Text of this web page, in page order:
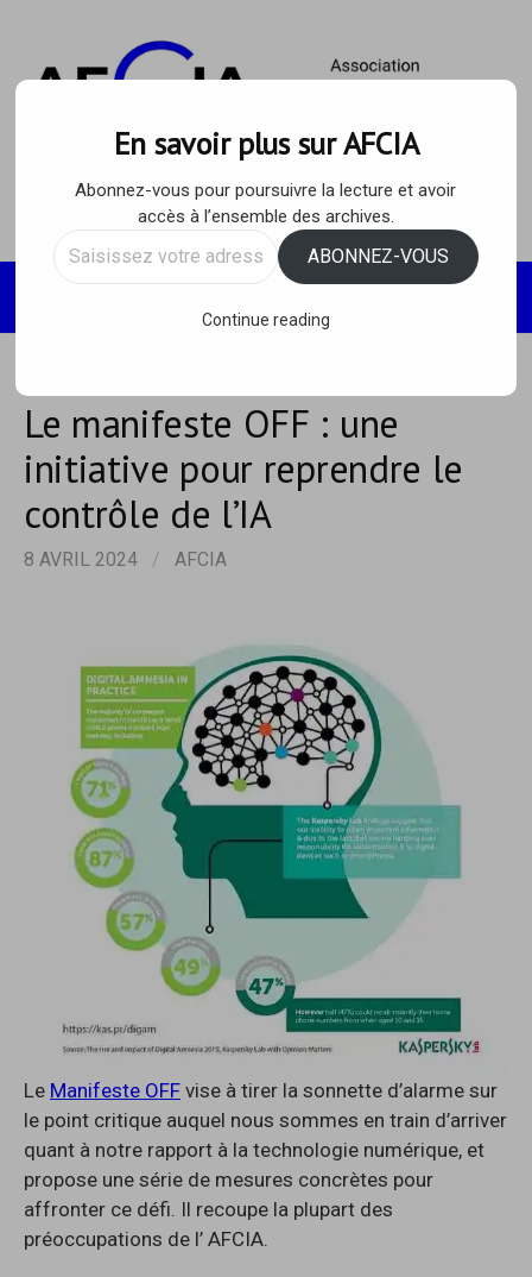
content
Le manifeste OFF : une
initiative pour reprendre le
contrôle de l’IA
8 AVRIL 2024 / AFCIA
Le Manifeste OFF vise à tirer la sonnette d’alarme sur
le point critique auquel nous sommes en train d’arriver
quant à notre rapport à la technologie numérique, et
propose une série de mesures concrètes pour
affronter ce défi. Il recoupe la plupart des
préoccupations de l’ AFCIA.
En savoir plus sur AFCIA
Abonnez-vous pour poursuivre la lecture et avoir
accès à l’ensemble des archives.
Saisissez
ABONNEZ-VOUS
Continue reading